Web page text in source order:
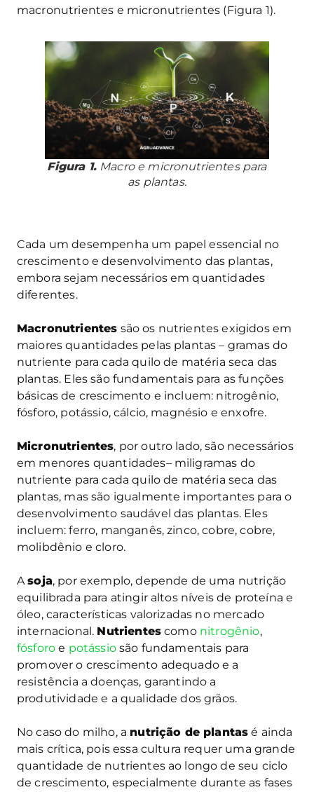
macronutrientes e micronutrientes (Figura 1).
Figura 1.Macro e micronutrientes para
as plantas.
Cada um desempenha um papel essencial no
crescimento e desenvolvimento das plantas,
embora sejam necessários em quantidades
diferentes.
Macronutrientes são os nutrientes exigidos em
maiores quantidades pelas plantas – gramas do
nutriente para cada quilo de matéria seca das
plantas. Eles são fundamentais para as funções
básicas de crescimento e incluem: nitrogênio,
fósforo, potássio, cálcio, magnésio e enxofre.
Micronutrientes, por outro lado, são necessários
em menores quantidades– miligramas do
nutriente para cada quilo de matéria seca das
plantas, mas são igualmente importantes para o
desenvolvimento saudável das plantas. Eles
incluem: ferro, manganês, zinco, cobre, cobre,
molibdênio e cloro.
Asoja, por exemplo, depende de uma nutrição
equilibrada para atingir altos níveis de proteína e
óleo, características valorizadas no mercado
internacional. Nutrientes como nitrogênio,
fósforo e potássiosão fundamentais para
promover o crescimento adequado e a
resistência a doenças, garantindo a
produtividade e a qualidade dos grãos.
No caso do milho, a nutrição de plantas é ainda
mais crítica, pois essa cultura requer uma grande
quantidade de nutrientes ao longo de seu ciclo
de crescimento, especialmente durante as fases